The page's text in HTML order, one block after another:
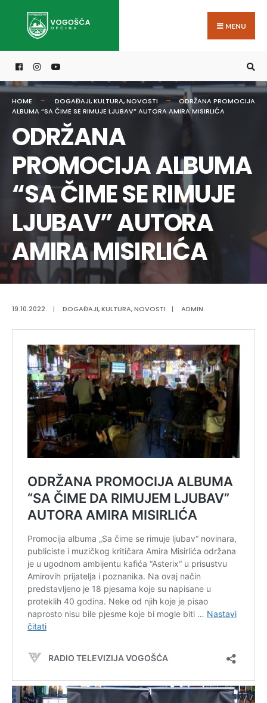
MENU
HOME DOGAĐAJI,KULTURA,NOVOSTI
ODRŽANA PROMOCIJA
ALBUMA “SA ČIME SE RIMUJE LJUBAV” AUTORA AMIRA MISIRLIĆA
ODRŽANA
PROMOCIJA ALBUMA
“SA ČIME SE RIMUJE
LJUBAV” AUTORA
AMIRA MISIRLIĆA
19.10.2022. | DOGAĐAJI,KULTURA,NOVOSTI | ADMIN
for: